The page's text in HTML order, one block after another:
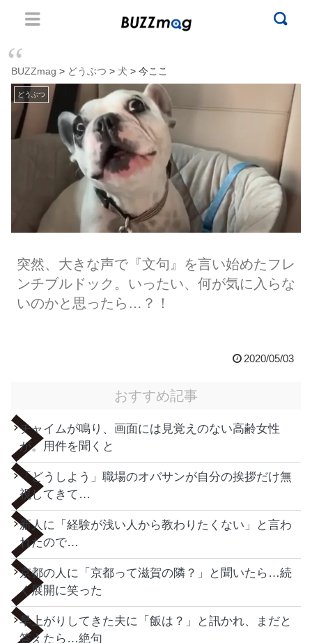
BUZZmag > どうぶつ > 犬 > 今ここ
どうぶつ
突然、大きな声で『文句』を言い始めたフレ
ンチブルドック。いったい、何が気に入らな
いのかと思ったら…？！
2020/05/03
おすすめ記事
チャイムが鳴り、画面には見覚えのない高齢女性
が。用件を聞くと
「どうしよう」職場のオバサンが自分の挨拶だけ無
視してきて…
新人に「経験が浅い人から教わりたくない」と言わ
れたので…
京都の人に「京都って滋賀の隣？」と聞いたら…続
く展開に笑った
早上がりしてきた夫に「飯は？」と訊かれ、まだと
答えたら…絶句